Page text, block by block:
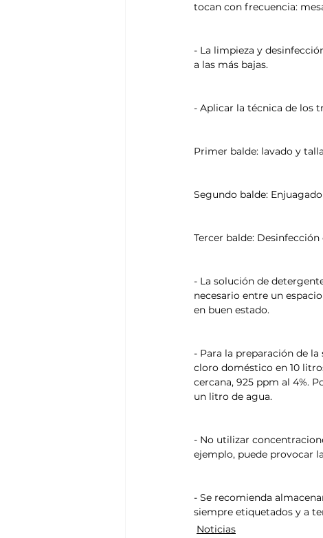
tocan con frecuencia:
- La limpieza y
a las más bajas.
- Aplicar la técnica de los
Primer balde: lavado y
Segundo balde:
Tercer balde:
- La solución de
necesario entre un
en buen estado.
- Para la preparación de
cloro doméstico en 10
cercana, 925 ppm al 4%.
un litro de agua.
- No utilizar
ejemplo, puede provocar
- Se recomienda
siempre etiquetados y a
Noticias